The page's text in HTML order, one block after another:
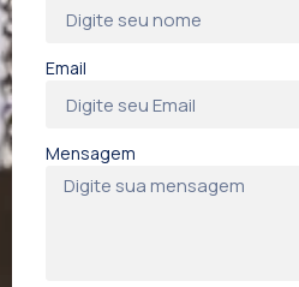
Email
Mensagem